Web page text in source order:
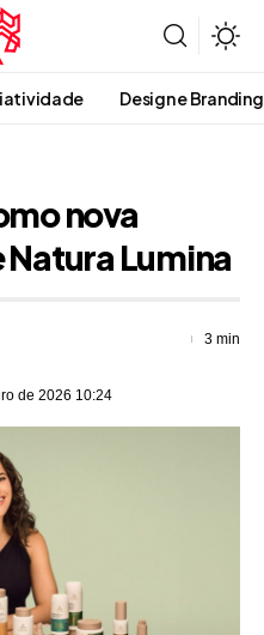
Design e Branding
nova
Lumina
de 2026 10:24
3 min